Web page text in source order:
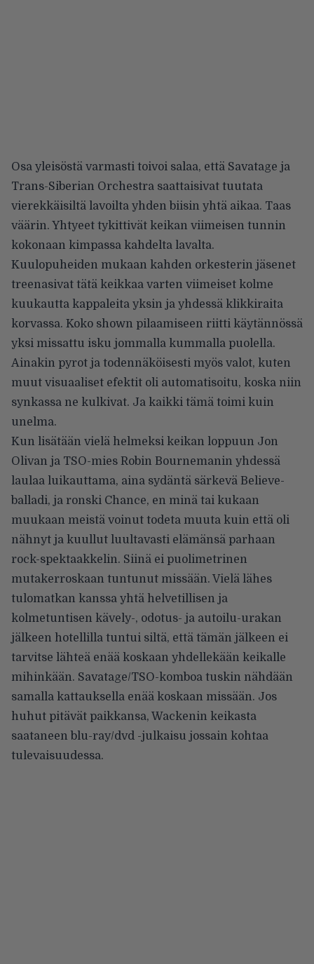
Osa yleisöstä varmasti toivoi salaa, että Savatage ja
Trans-Siberian Orchestra saattaisivat tuutata
vierekkäisiltä lavoilta yhden biisin yhtä aikaa. Taas
väärin. Yhtyeet tykittivät keikan viimeisen tunnin
kokonaan kimpassa kahdelta lavalta.
Kuulopuheiden mukaan kahden orkesterin jäsenet
treenasivat tätä keikkaa varten viimeiset kolme
kuukautta kappaleita yksin ja yhdessä klikkiraita
korvassa. Koko shown pilaamiseen riitti käytännössä
yksi missattu isku jommalla kummalla puolella.
Ainakin pyrot ja todennäköisesti myös valot, kuten
muut visuaaliset efektit oli automatisoitu, koska niin
synkassa ne kulkivat. Ja kaikki tämä toimi kuin
unelma.
Kun lisätään vielä helmeksi keikan loppuun Jon
Olivan ja TSO-mies Robin Bournemanin yhdessä
laulaa luikauttama, aina sydäntä särkevä Believe-
balladi, ja ronski Chance, en minä tai kukaan
muukaan meistä voinut todeta muuta kuin että oli
nähnyt ja kuullut luultavasti elämänsä parhaan
rock-spektaakkelin. Siinä ei puolimetrinen
mutakerroskaan tuntunut missään. Vielä lähes
tulomatkan kanssa yhtä helvetillisen ja
kolmetuntisen kävely-, odotus- ja autoilu-urakan
jälkeen hotellilla tuntui siltä, että tämän jälkeen ei
tarvitse lähteä enää koskaan yhdellekään keikalle
mihinkään. Savatage/TSO-komboa tuskin nähdään
samalla kattauksella enää koskaan missään. Jos
huhut pitävät paikkansa, Wackenin keikasta
saataneen blu-ray/dvd -julkaisu jossain kohtaa
tulevaisuudessa.